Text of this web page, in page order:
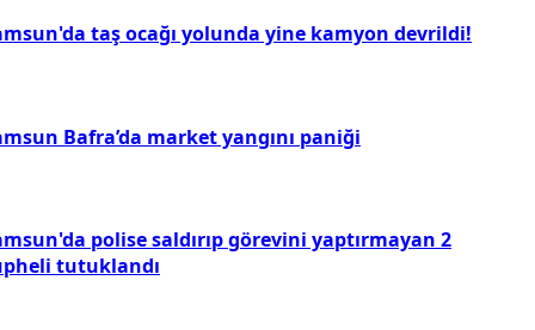
taş ocağı yolunda yine kamyon devrildi!
Bafra’da market yangını paniği
polise saldırıp görevini yaptırmayan 2
tutuklandı